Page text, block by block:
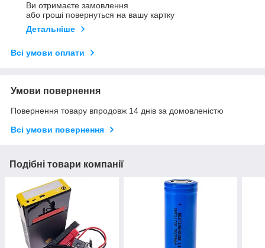
Ви отримаєте замовлення
або гроші повернуться на вашу картку
Детальніше
Всі умови оплати
Умови повернення
Повернення товару впродовж 14 днів за домовленістю
Всі умови повернення
Подібні товари компанії